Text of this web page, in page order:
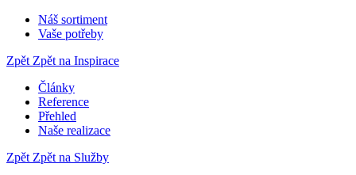
Náš sortiment
Vaše potřeby
Zpět Zpět na Inspirace
Články
Reference
Přehled
Naše realizace
Zpět Zpět na Služby